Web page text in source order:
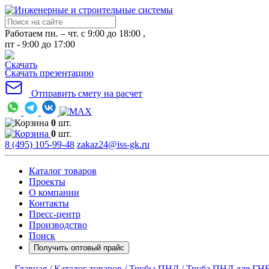
Работаем пн. – чт. с 9:00 до 18:00 ,
пт - 9:00 до 17:00
Скачать презентацию
Отправить смету на расчет
0 шт.
0 шт.
8 (495) 105-99-48 zakaz24@iss-gk.ru
Каталог товаров
Проекты
О компании
Контакты
Пресс-центр
Производство
Поиск
Получить оптовый прайс